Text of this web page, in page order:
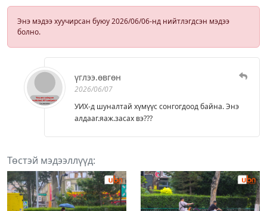
Энэ мэдээ хуучирсан буюу 2026/06/06-нд нийтлэгдсэн мэдээ
болно.
үглээ.өвгөн
2026/06/07
УИХ-д шуналтай хүмүүс сонгогдоод байна. Энэ
алдааг.яаж.засах вэ???
Төстэй мэдээллүүд: